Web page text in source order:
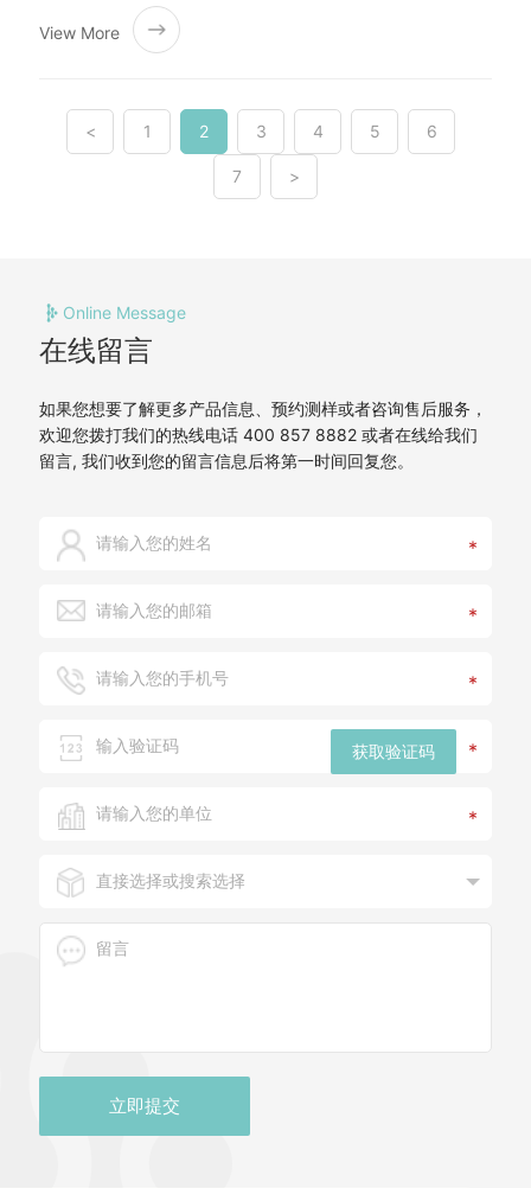
View More
< 1 2 3 4 5 6
7 >
Online Message
在线留言
如果您想要了解更多产品信息、预约测样或者咨询售后服务，
欢迎您拨打我们的热线电话 400 857 8882 或者在线给我们
留言, 我们收到您的留言信息后将第一时间回复您。
*
*
*
*
获取验证码
*
立即提交